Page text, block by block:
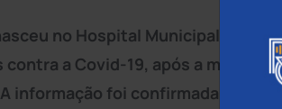
no Hospital Municipal
a Covid-19, após a mãe
informação foi confirmada ao